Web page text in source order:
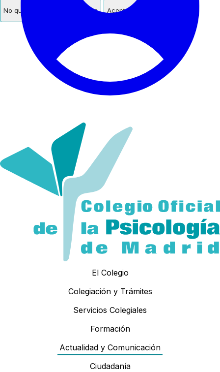
No quiero cookies de terceros Aceptar cookies
El Colegio
Colegiación y Trámites
Servicios Colegiales
Formación
Actualidad y Comunicación
Ciudadanía